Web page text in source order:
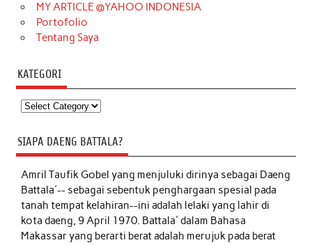
MY ARTICLE @YAHOO INDONESIA
Portofolio
Tentang Saya
KATEGORI
Kategori
SIAPA DAENG BATTALA?
Amril Taufik Gobelyang menjuluki dirinya sebagai Daeng
Battala'-- sebagai sebentuk penghargaan spesial pada
tanah tempat kelahiran--ini adalah lelaki yang lahir di
kota daeng, 9 April 1970. Battala' dalam Bahasa
Makassar yang berarti berat adalah merujuk pada berat